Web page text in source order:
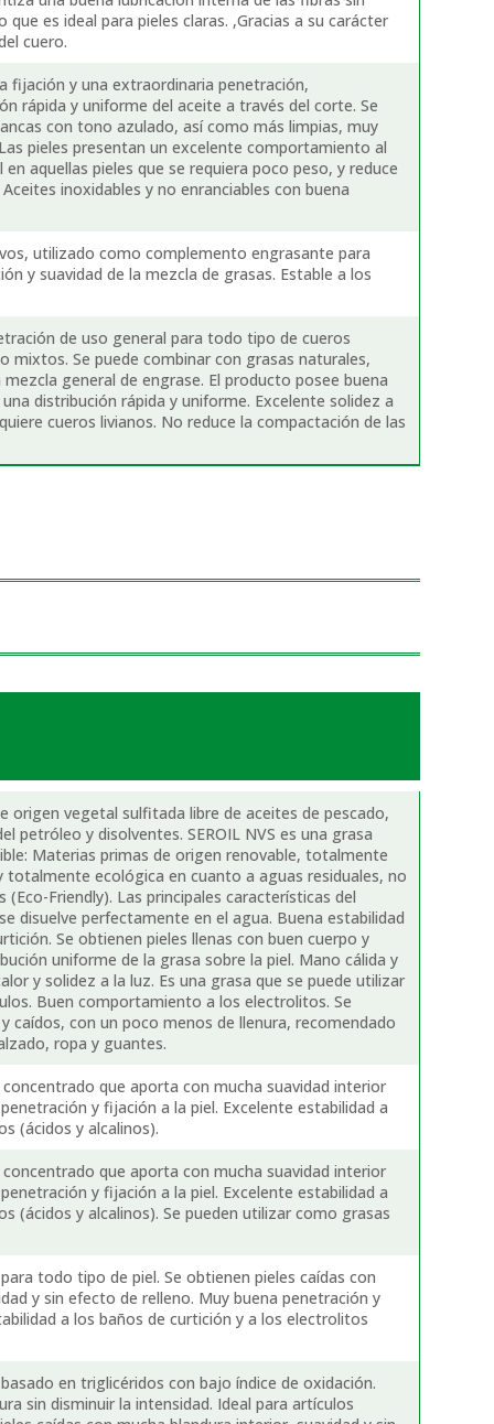
es ideal para pieles claras. ,Gracias a su carácter
cuero.
fijación y una extraordinaria penetración,
rápida y uniforme del aceite a través del corte. Se
con tono azulado, así como más limpias, muy
pieles presentan un excelente comportamiento al
aquellas pieles que se requiera poco peso, y reduce
inoxidables y no enranciables con buena
utilizado como complemento engrasante para
y suavidad de la mezcla de grasas. Estable a los
de uso general para todo tipo de cueros
mixtos. Se puede combinar con grasas naturales,
general de engrase. El producto posee buena
distribución rápida y uniforme. Excelente solidez a
cueros livianos. No reduce la compactación de las
origen vegetal sulfitada libre de aceites de pescado,
petróleo y disolventes. SEROIL NVS es una grasa
Materias primas de origen renovable, totalmente
ecológica en cuanto a aguas residuales, no
(Eco-Friendly). Las principales características del
disuelve perfectamente en el agua. Buena estabilidad
Se obtienen pieles llenas con buen cuerpo y
uniforme de la grasa sobre la piel. Mano cálida y
y solidez a la luz. Es una grasa que se puede utilizar
Buen comportamiento a los electrolitos. Se
caídos, con un poco menos de llenura, recomendado
ropa y guantes.
que aporta con mucha suavidad interior
y fijación a la piel. Excelente estabilidad a
(ácidos y alcalinos).
que aporta con mucha suavidad interior
y fijación a la piel. Excelente estabilidad a
(ácidos y alcalinos). Se pueden utilizar como grasas
todo tipo de piel. Se obtienen pieles caídas con
y sin efecto de relleno. Muy buena penetración y
a los baños de curtición y a los electrolitos
en triglicéridos con bajo índice de oxidación.
sin disminuir la intensidad. Ideal para artículos